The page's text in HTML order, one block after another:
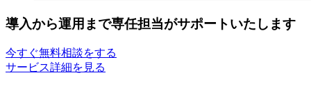
導入から運用まで専任担当がサポートいたします
今すぐ無料相談をする
サービス詳細を見る